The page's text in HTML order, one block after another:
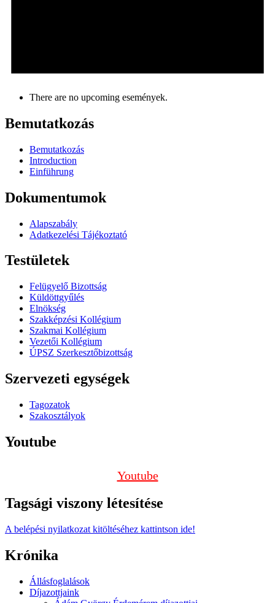
There are no upcoming események.
Bemutatkozás
Bemutatkozás
Introduction
Einführung
Dokumentumok
Alapszabály
Adatkezelési Tájékoztató
Testületek
Felügyelő Bizottság
Küldöttgyűlés
Elnökség
Szakképzési Kollégium
Szakmai Kollégium
Vezetői Kollégium
ÚPSZ Szerkesztőbizottság
Szervezeti egységek
Tagozatok
Szakosztályok
Youtube
Youtube
Tagsági viszony létesítése
A belépési nyilatkozat kitöltéséhez kattintson ide!
Krónika
Állásfoglalások
Díjazottjaink